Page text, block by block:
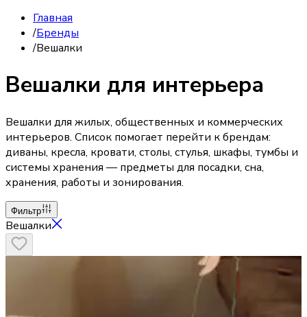
Главная
/Бренды
/Вешалки
Вешалки для интерьера
Вешалки для жилых, общественных и коммерческих
интерьеров. Список помогает перейти к брендам:
диваны, кресла, кровати, столы, стулья, шкафы, тумбы и
системы хранения — предметы для посадки, сна,
хранения, работы и зонирования.
Фильтр
Вешалки